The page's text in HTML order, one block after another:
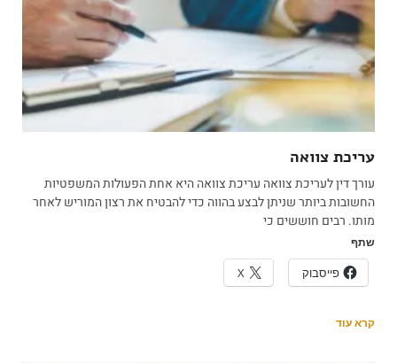
עריכת צוואה
עורך דין לעריכת צוואה עריכת צוואה היא אחת הפעולות המשפטיות
החשובות ביותר שניתן לבצע בהווה כדי להבטיח את רצון המוריש לאחר
מותו. רבים חוששים כי
שתף
פייסבוק X
קרא עוד